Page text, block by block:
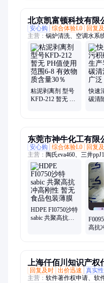
北京凯富顿科技有限
安心购
综合体验L0 回复
主营： 锅炉清洗、空调水系
分散剂、洗涤高温水、粉尘
氧化除藻剂、杀菌灭藻剂、
器、金属表面油污、清除附
透、通风系统清洗、空调风
泥、烟气脱硫脱硝、锅炉除
粘泥剥离剂 型号
KFD-212 暂无 PH
快速
碳清
东莞市神牛化工有限
安心购
综合体验L0 回复
主营： 陶氏eva460、三井
eva260、热熔级eva250、普
HDPE FI0750沙特
sabic 共聚高抗冲
高抗
上海仟佰川知识产权
回复及时 出价迅速 真实
主营： 软件著作权申请、软